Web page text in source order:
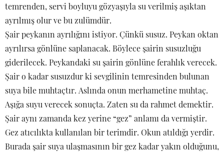
temrenden, servi boyluyu gözyaşıyla su verilmiş aşıktan
ayrılmış olur ve bu zulümdür.
Şair peykanın ayrılığını istiyor. Çünkü susuz. Peykan oktan
ayrılırsa gönlüne saplanacak. Böylece şairin susuzluğu
giderilecek. Peykandaki su şairin gönlüne ferahlık verecek.
Şair o kadar susuzdur ki sevgilinin temresinden bulunan
suya bile muhtaçtır. Aslında onun merhametine muhtaç.
Aşığa suyu verecek sonuçta. Zaten su da rahmet demektir.
Şair aynı zamanda kez yerine “gez” anlamı da vermiştir.
Gez atıcılıkta kullanılan bir terimdir. Okun atıldığı yerdir.
Burada şair suya ulaşmasının bir gez kadar yakın olduğunu,